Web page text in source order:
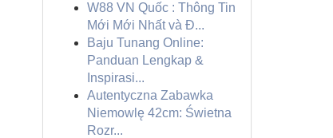
W88 VN Quốc : Thông Tin
Mới Mới Nhất và Đ...
Baju Tunang Online:
Panduan Lengkap &
Inspirasi...
Autentyczna Zabawka
Niemowlę 42cm: Świetna
Rozr...